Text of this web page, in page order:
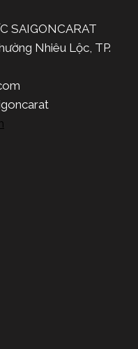
SAIGONCARAT
Nhiêu Lộc, TP.